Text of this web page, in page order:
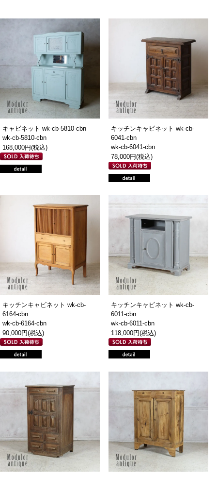
キャビネット wk-cb-5810-cbn
wk-cb-5810-cbn
168,000円(税込)
キッチンキャビネット wk-cb-
6041-cbn
wk-cb-6041-cbn
78,000円(税込)
キッチンキャビネット wk-cb-
6164-cbn
wk-cb-6164-cbn
90,000円(税込)
キッチンキャビネット wk-cb-
6011-cbn
wk-cb-6011-cbn
118,000円(税込)